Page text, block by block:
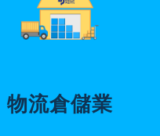
物流倉儲業